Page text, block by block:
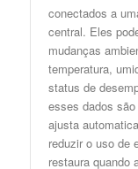
conectados a
central. Eles
mudanças
temperatura,
status de
esses dados
ajusta
reduzir o uso de
restaura quando